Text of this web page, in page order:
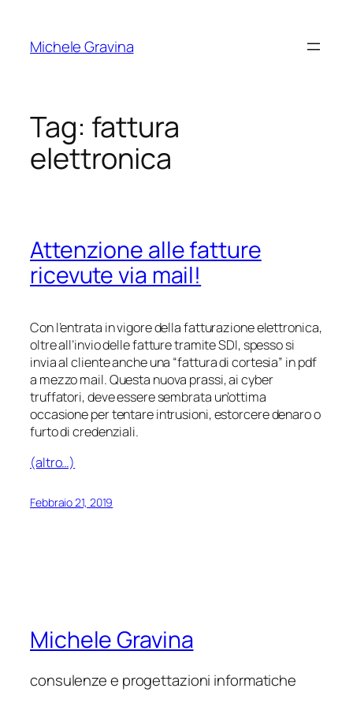
contenuto
Michele Gravina
Tag: fattura
elettronica
Attenzione alle fatture
ricevute via mail!
Con l’entrata in vigore della fatturazione elettronica,
oltre all’invio delle fatture tramite SDI, spesso si
invia al cliente anche una “fattura di cortesia” in pdf
a mezzo mail. Questa nuova prassi, ai cyber
truffatori, deve essere sembrata un’ottima
occasione per tentare intrusioni, estorcere denaro o
furto di credenziali.
(altro…)
Febbraio 21, 2019
Michele Gravina
consulenze e progettazioni informatiche